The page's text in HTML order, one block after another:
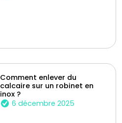
Comment enlever du
calcaire sur un robinet en
inox ?
6 décembre 2025